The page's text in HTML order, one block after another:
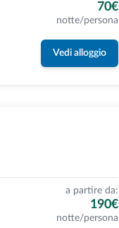
70€
notte/persona
Vedi alloggio
a partire da:
190€
notte/persona